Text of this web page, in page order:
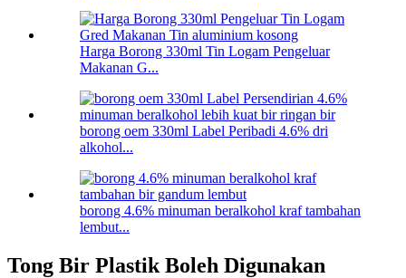
Harga Borong 330ml Tin Logam Pengeluar
Makanan G...
borong oem 330ml Label Peribadi 4.6% dri
alkohol...
borong 4.6% minuman beralkohol kraf tambahan
lembut...
Tong Bir Plastik Boleh Digunakan